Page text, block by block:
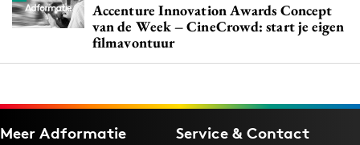
Accenture Innovation Awards Concept
van de Week – CineCrowd: start je eigen
filmavontuur
Meer Adformatie Service & Contact